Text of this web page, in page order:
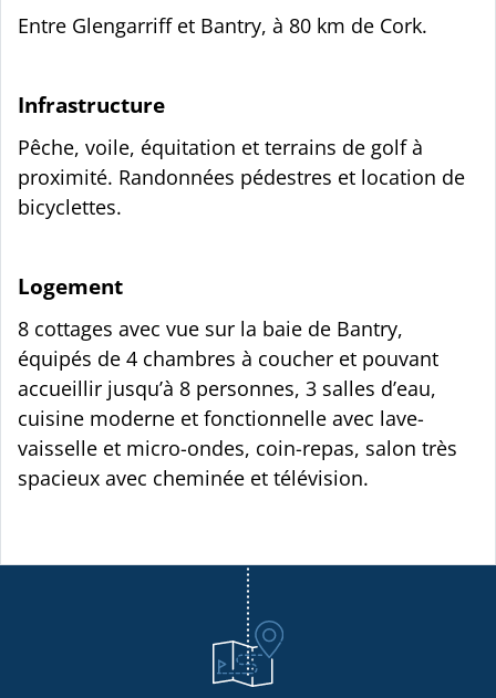
Entre Glengarriff et Bantry, à 80 km de Cork.
Infrastructure
Pêche, voile, équitation et terrains de golf à
proximité. Randonnées pédestres et location de
bicyclettes.
Logement
8 cottages avec vue sur la baie de Bantry,
équipés de 4 chambres à coucher et pouvant
accueillir jusqu’à 8 personnes, 3 salles d’eau,
cuisine moderne et fonctionnelle avec lave-
vaisselle et micro-ondes, coin-repas, salon très
spacieux avec cheminée et télévision.